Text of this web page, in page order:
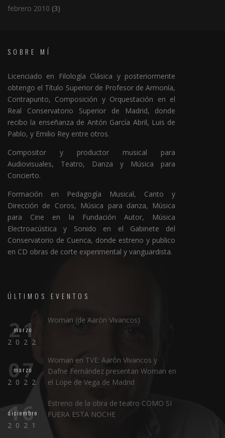
febrero 2010 (3)
SOBRE MÍ
Licenciado en Filología Clásica y posteriormente
obtengo el Título Superior de Profesor de Armonía,
Contrapunto, Composición y Orquestación en el
Real Conservatorio Superior de Madrid, donde
recibo la enseñanza de Antón García Abril, Luis de
Pablo, y Emilio Rey entre otros.
Compositor y productor musical para
Audiovisuales, Teatro, Danza y Música para
Concierto.
Formación en Pedagogía Musical, Canto y
Dirección de Coros, Música para danza, Música
para Cine en la Fundación Autor, Música
Electroacústica y Sonido en el Gabinete del
Conservatorio de Cuenca, donde estreno y publico
en CD obras de corte experimental y vanguardista.
ÚLTIMOS EVENTOS
21
marzo
2022
Woman (de Aarón Vivancos)
07
marzo
2022
Woman en TVE: Aarón Vivancos y
Dafne Fernández presentan Woman en
el Lope de Vega de Madrid
16
diciembre
2021
Estreno de la obra de teatro COMO SI
FUERA ESTA NOCHE